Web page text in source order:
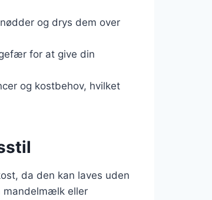
og drys dem over
for at give din
og kostbehov, hvilket
da den kan laves uden
mandelmælk eller